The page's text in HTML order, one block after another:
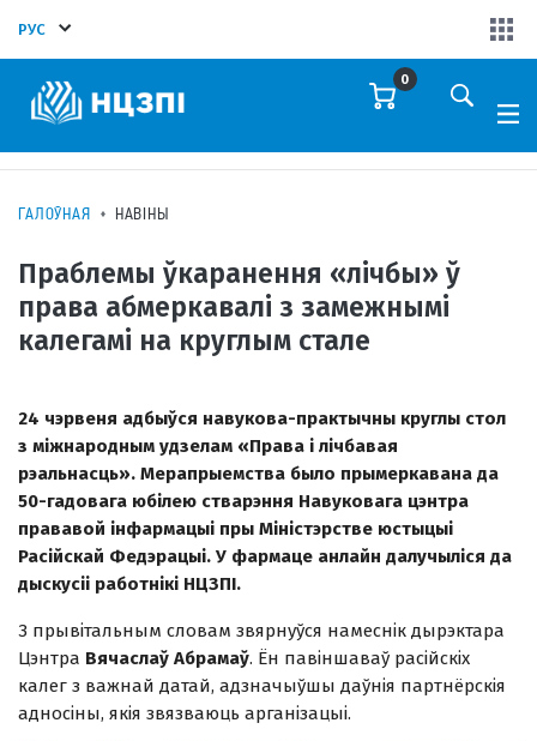
РУС
0
ГАЛОЎНАЯ НАВІНЫ
Праблемы ўкаранення «лічбы» ў
права абмеркавалі з замежнымі
калегамі на круглым стале
24 чэрвеня адбыўся навукова-практычны круглы стол
з міжнародным удзелам «Права і лічбавая
рэальнасць». Мерапрыемства было прымеркавана да
50-гадовага юбілею стварэння Навуковага цэнтра
прававой інфармацыі пры Міністэрстве юстыцыі
Расійскай Федэрацыі. У фармаце анлайн далучыліся да
дыскусіі работнікі НЦЗПІ.
З прывітальным словам звярнуўся намеснік дырэктара
Цэнтра Вячаслаў Абрамаў. Ён павіншаваў расійскіх
калег з важнай датай, адзначыўшы даўнія партнёрскія
адносіны, якія звязваюць арганізацыі.